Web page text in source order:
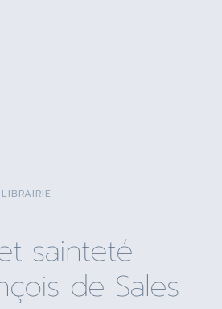
sainteté
de Sales